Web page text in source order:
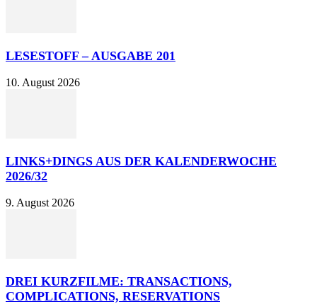
LESESTOFF – AUSGABE 201
10. August 2026
LINKS+DINGS AUS DER KALENDERWOCHE
2026/32
9. August 2026
DREI KURZFILME: TRANSACTIONS,
COMPLICATIONS, RESERVATIONS